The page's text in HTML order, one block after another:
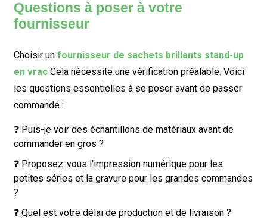
Questions à poser à votre
fournisseur
Choisir un fournisseur de sachets brillants stand-up
en vracCela nécessite une vérification préalable. Voici
les questions essentielles à se poser avant de passer
commande :
❓ Puis-je voir des échantillons de matériaux avant de
commander en gros ?
❓ Proposez-vous l'impression numérique pour les
petites séries et la gravure pour les grandes commandes
?
❓ Quel est votre délai de production et de livraison ?